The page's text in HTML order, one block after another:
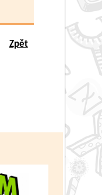
Zpět